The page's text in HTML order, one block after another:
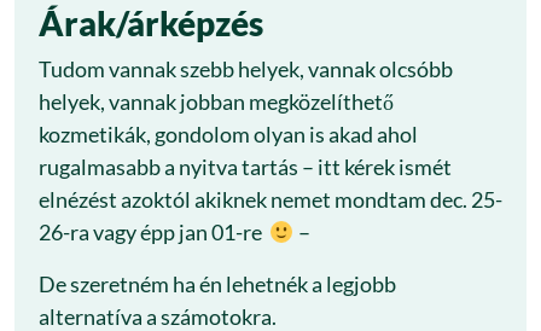
márc
Árak/árképzés
Tudom vannak szebb helyek, vannak olcsóbb
helyek, vannak jobban megközelíthető
kozmetikák, gondolom olyan is akad ahol
rugalmasabb a nyitva tartás – itt kérek ismét
elnézést azoktól akiknek nemet mondtam dec. 25-
26-ra vagy épp jan 01-re
–
De szeretném ha én lehetnék a legjobb
alternatíva a számotokra.